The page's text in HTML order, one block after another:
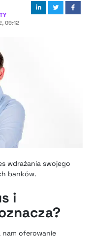
09:12
wdrażania swojego
banków.
i
nam oferowanie